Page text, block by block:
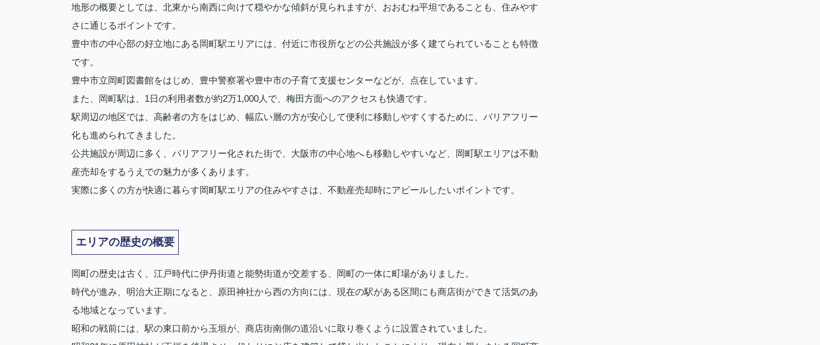
地形の概要としては、北東から南西に向けて穏やかな傾斜が見られますが、おおむね平坦であることも、住みやす
さに通じるポイントです。
豊中市の中心部の好立地にある岡町駅エリアには、付近に市役所などの公共施設が多く建てられていることも特徴
です。
豊中市立岡町図書館をはじめ、豊中警察署や豊中市の子育て支援センターなどが、点在しています。
また、岡町駅は、1日の利用者数が約2万1,000人で、梅田方面へのアクセスも快適です。
駅周辺の地区では、高齢者の方をはじめ、幅広い層の方が安心して便利に移動しやすくするために、バリアフリー
化も進められてきました。
公共施設が周辺に多く、バリアフリー化された街で、大阪市の中心地へも移動しやすいなど、岡町駅エリアは不動
産売却をするうえでの魅力が多くあります。
実際に多くの方が快適に暮らす岡町駅エリアの住みやすさは、不動産売却時にアピールしたいポイントです。
エリアの歴史の概要
岡町の歴史は古く、江戸時代に伊丹街道と能勢街道が交差する、岡町の一体に町場がありました。
時代が進み、明治大正期になると、原田神社から西の方向には、現在の駅がある区間にも商店街ができて活気のあ
る地域となっています。
昭和の戦前には、駅の東口前から玉垣が、商店街南側の道沿いに取り巻くように設置されていました。